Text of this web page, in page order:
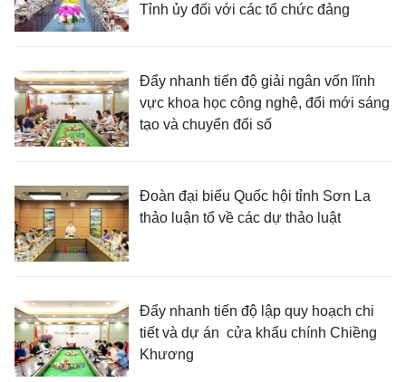
Tỉnh ủy đối với các tổ chức đảng
Đẩy nhanh tiến độ giải ngân vốn lĩnh
vực khoa học công nghệ, đổi mới sáng
tạo và chuyển đổi số
Đoàn đại biểu Quốc hội tỉnh Sơn La
thảo luận tổ về các dự thảo luật
Đẩy nhanh tiến độ lập quy hoạch chi
tiết và dự án cửa khẩu chính Chiềng
Khương